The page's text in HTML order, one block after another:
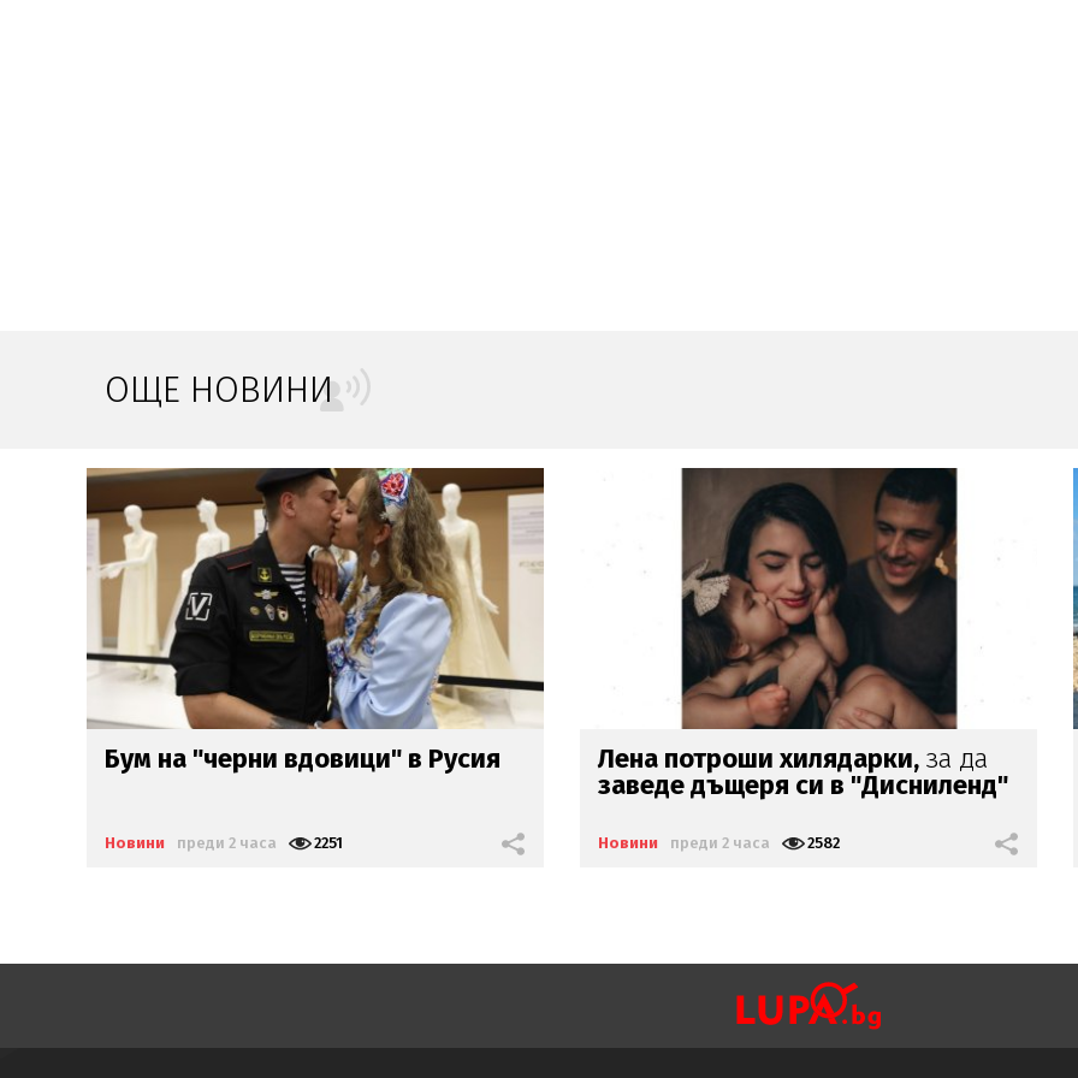
ОЩЕ НОВИНИ
Лена потроши хилядарки,за да
заведе дъщеря си в "Дисниленд"
Новини преди 2 часа 2582
Само в Lupa.bg:Наглецът,
паркирал джипа си напясъка, е
държавен служител
Новини преди 2 часа 3957